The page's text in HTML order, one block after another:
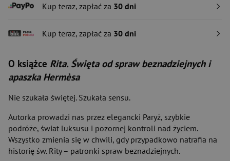
Kup teraz, zapłać za 30 dni
Kup teraz, zapłać za 30 dni
O książce Rita. Święta od spraw beznadziejnych i
apaszka Hermèsa
Nie szukała świętej. Szukała sensu.
Autorka prowadzi nas przez elegancki Paryż, szybkie
podróże, świat luksusu i pozornej kontroli nad życiem.
Wszystko zmienia się w chwili, gdy przypadkowo natrafia na
historię św. Rity – patronki spraw beznadziejnych.